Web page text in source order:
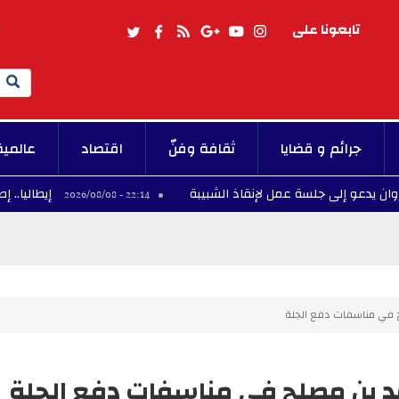
تابعونا على
Search
جرائم و قضايا ثقافة وفنّ اقتصاد
جلسة عمل لإنقاذ الشبيبة 22:14 - 2026/08/08 إيطاليا.. إصابة
في مناسفات دفع الجلة